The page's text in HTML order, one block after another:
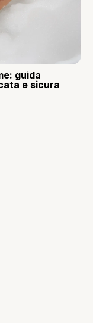
guida
e sicura